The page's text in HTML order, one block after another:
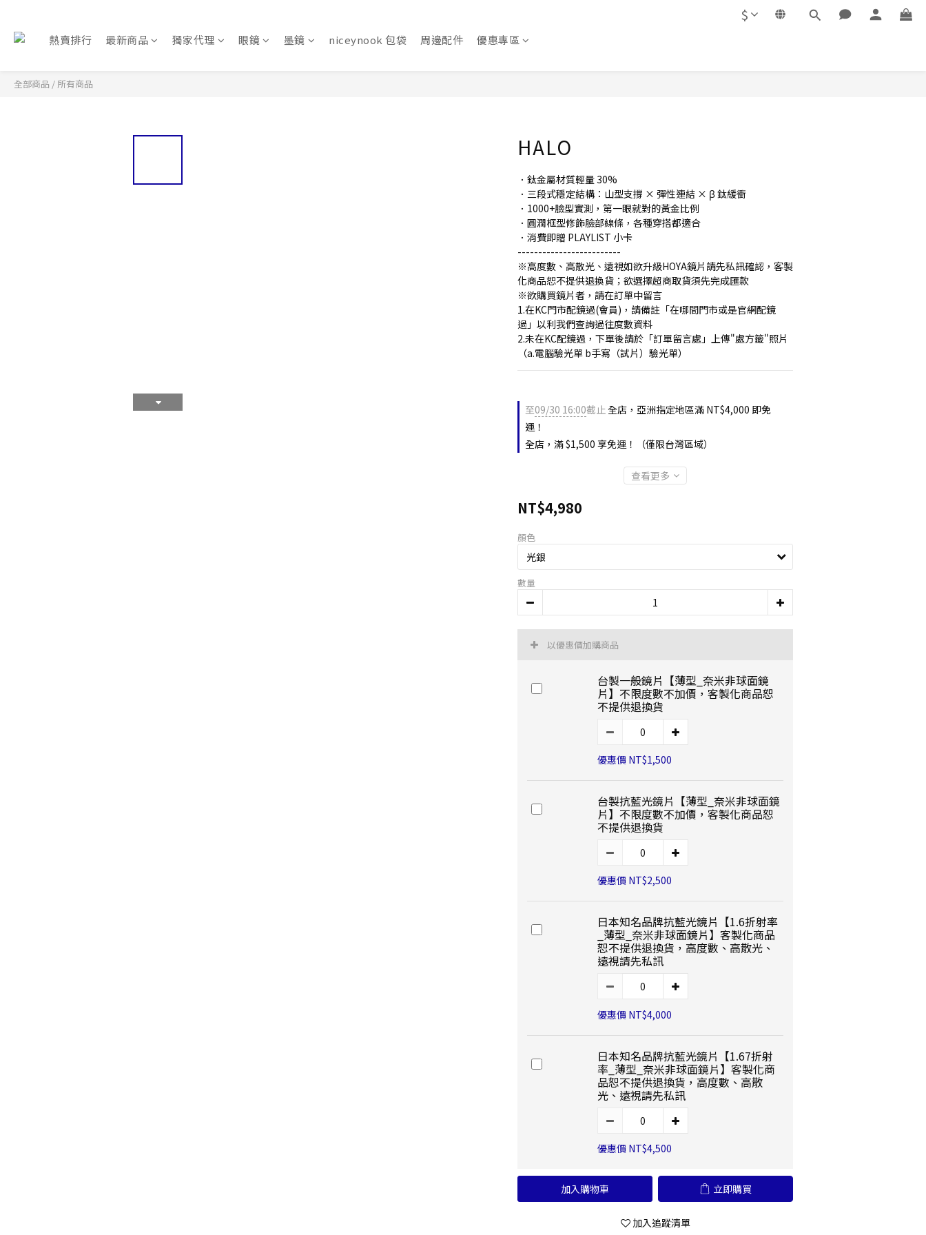
$
熱賣排行 最新商品 獨家代理 眼鏡 墨鏡 niceynook 包袋 周邊配件 優惠專區
全部商品 / 所有商品
HALO
．鈦金屬材質輕量 30%
．三段式穩定結構：山型支撐 × 彈性連結 × β 鈦緩衝
．1000+臉型實測，第一眼就對的黃金比例
．圓潤框型修飾臉部線條，各種穿搭都適合
．消費即贈 PLAYLIST 小卡
-------------------------
※高度數、高散光、遠視如欲升級HOYA鏡片請先私訊確認，客製
化商品恕不提供退換貨；欲選擇超商取貨須先完成匯款
※欲購買鏡片者，請在訂單中留言
1.在KC門市配鏡過(會員)，請備註「在哪間門市或是官網配鏡
過」以利我們查詢過往度數資料
2.未在KC配鏡過，下單後請於「訂單留言處」上傳"處方籤"照片
（a.電腦驗光單 b手寫（試片）驗光單）
至09/30 16:00截止全店，亞洲指定地區滿 NT$4,000 即免
運！
全店，滿 $1,500 享免運！（僅限台灣區域）
查看更多
NT$4,980
顏色
數量
以優惠價加購商品
台製一般鏡片【薄型_奈米非球面鏡
片】不限度數不加價，客製化商品恕
不提供退換貨
優惠價 NT$1,500
台製抗藍光鏡片【薄型_奈米非球面鏡
片】不限度數不加價，客製化商品恕
不提供退換貨
優惠價 NT$2,500
日本知名品牌抗藍光鏡片【1.6折射率
_薄型_奈米非球面鏡片】客製化商品
恕不提供退換貨，高度數、高散光、
遠視請先私訊
優惠價 NT$4,000
日本知名品牌抗藍光鏡片【1.67折射
率_薄型_奈米非球面鏡片】客製化商
品恕不提供退換貨，高度數、高散
光、遠視請先私訊
優惠價 NT$4,500
加入購物車 立即購買
加入追蹤清單